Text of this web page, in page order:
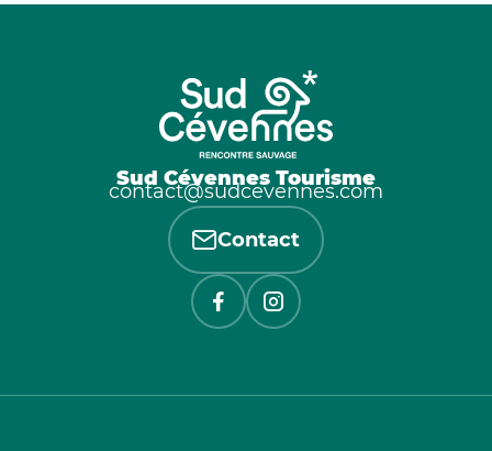
Sud Cévennes Tourisme
contact@sudcevennes.com
Contact